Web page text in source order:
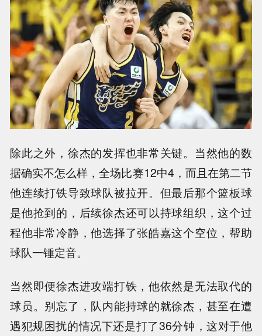
除此之外，徐杰的发挥也非常关键。当然他的数
据确实不怎么样，全场比赛12中4，而且在第二节
他连续打铁导致球队被拉开。但最后那个篮板球
是他抢到的，后续徐杰还可以持球组织，这个过
程他非常冷静，他选择了张皓嘉这个空位，帮助
球队一锤定音。
当然即便徐杰进攻端打铁，他依然是无法取代的
球员。别忘了，队内能持球的就徐杰，甚至在遭
遇犯规困扰的情况下还是打了36分钟，这对于他